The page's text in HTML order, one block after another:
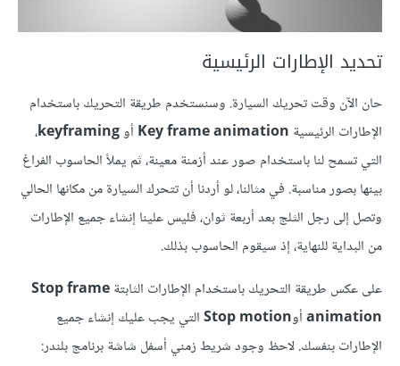
تحديد الإطارات الرئيسية
حان الآن وقت تحريك السيارة. وسنستخدم طريقة التحريك باستخدام
الإطارات الرئيسية Key frame animation أوkeyframing،
التي تسمح لنا باستخدام صور عند أزمنة معينة، ثم يملأ الحاسوب الفراغ
بينها بصور مناسبة. في مثالنا، لو أردنا أن تتحرك السيارة من مكانها الحالي
وتصل إلى رجل الثلج بعد أربعة ثوان، فليس علينا إنشاء جميع الإطارات
من البداية للنهاية، إذ سيقوم الحاسوب بذلك.
على عكس طريقة التحريك باستخدام الإطارات الثابتةStop frame
animationأوStop motionالتي يجب عليك إنشاء جميع
الإطارات بنفسك. لاحظ وجود شريط زمني أسفل شاشة برنامج بلندر: